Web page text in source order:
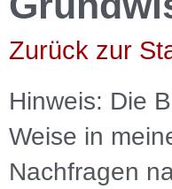
Zurück zur
Hinweis: Die
Weise in
Nachfragen